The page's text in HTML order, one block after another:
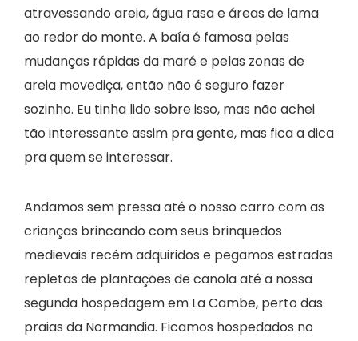
atravessando areia, água rasa e áreas de lama
ao redor do monte. A baía é famosa pelas
mudanças rápidas da maré e pelas zonas de
areia movediça, então não é seguro fazer
sozinho. Eu tinha lido sobre isso, mas não achei
tão interessante assim pra gente, mas fica a dica
pra quem se interessar.
Andamos sem pressa até o nosso carro com as
crianças brincando com seus brinquedos
medievais recém adquiridos e pegamos estradas
repletas de plantações de canola até a nossa
segunda hospedagem em La Cambe, perto das
praias da Normandia. Ficamos hospedados no